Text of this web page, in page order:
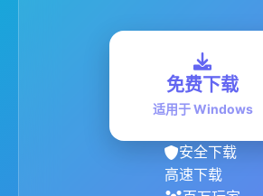
免费下载
适用于 Windows
安全下载
高速下载